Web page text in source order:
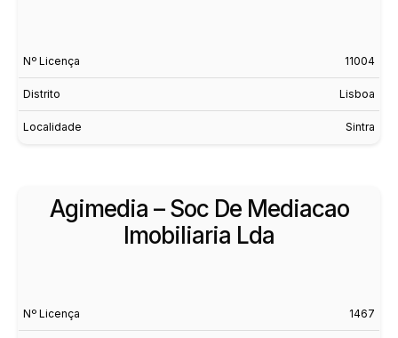
Nº Licença 11004
Distrito Lisboa
Localidade Sintra
Agimedia – Soc De Mediacao
Imobiliaria Lda
Nº Licença 1467